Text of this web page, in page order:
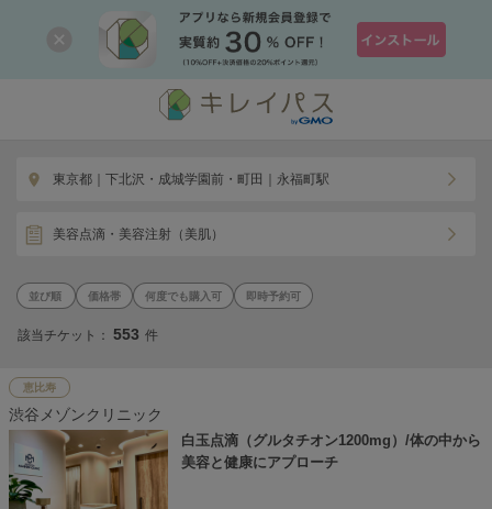
東京都｜下北沢・成城学園前・町田｜永福町駅
美容点滴・美容注射（美肌）
価格帯 何度でも購入可 即時予約可
該当チケット： 553 件
恵比寿
渋谷メゾンクリニック
白玉点滴（グルタチオン1200mg）/体の中から
美容と健康にアプローチ